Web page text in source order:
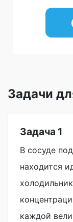
Задачи
Задача 1
В сосуде
находится
каждой